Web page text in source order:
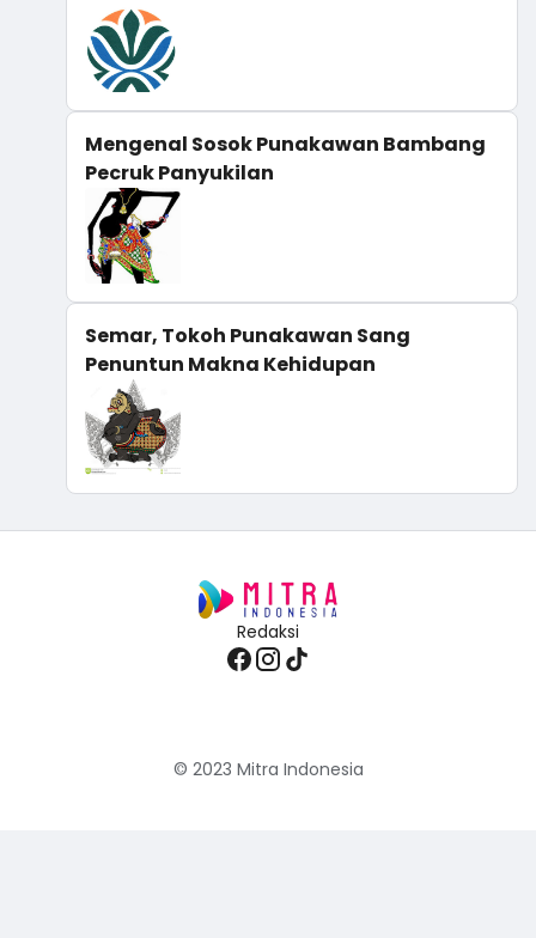
Mengenal Sosok Punakawan Bambang
Pecruk Panyukilan
Semar, Tokoh Punakawan Sang
Penuntun Makna Kehidupan
Redaksi
© 2023 Mitra Indonesia